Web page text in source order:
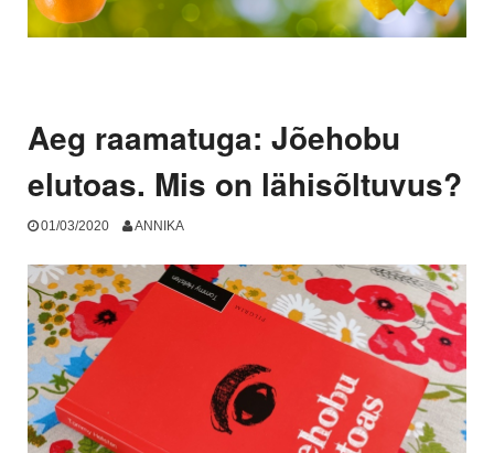
Aeg raamatuga: Jõehobu
elutoas. Mis on lähisõltuvus?
01/03/2020 ANNIKA